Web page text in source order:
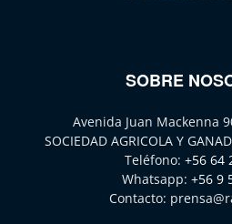
SOBRE
Avenida Juan Mackenna
SOCIEDAD AGRICOLA Y
Teléfono: +56 64
Whatsapp: +56 9
Contacto: